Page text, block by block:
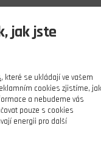
jak jste
, které se ukládají ve vašem
cookies zjistíme, jak
a nebudeme vás
pouze s cookies
energii pro další